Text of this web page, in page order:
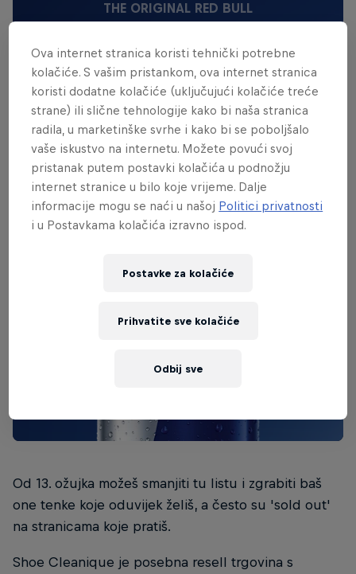
THE ORIGINAL RED BULL
Red Bull Energy Drink
Saznaj više
Od 13. ožujka možeš smanjiti tu listu i zgrabiti baš
one tenke koje oduvijek želiš, a često su 'sold out'
na stranicama koje pratiš.
Shoe Cleanique je posebna resell trgovina s
Ova internet stranica koristi tehnički potrebne
kolačiće. S vašim pristankom, ova internet stranica
koristi dodatne kolačiće (uključujući kolačiće treće
strane) ili slične tehnologije kako bi naša stranica
radila, u marketinške svrhe i kako bi se poboljšalo
vaše iskustvo na internetu. Možete povući svoj
pristanak putem postavki kolačića u podnožju
internet stranice u bilo koje vrijeme. Dalje
informacije mogu se naći u našoj Politici privatnosti
i u Postavkama kolačića izravno ispod.
Postavke za kolačiće
Odbij sve
Prihvatite sve kolačiće